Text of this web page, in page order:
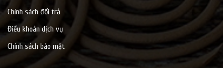
Chính sách đổi trả
Điều khoản dịch vụ
Chính sách bảo mật